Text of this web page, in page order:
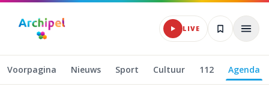
Naar hoofdinhoud
LIVE
Voorpagina Nieuws Sport Cultuur 112 Agenda